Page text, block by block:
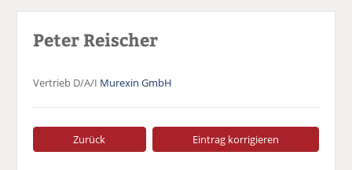
c
Peter Reischer
Vertrieb D/A/I Murexin GmbH
Zurück Eintrag korrigieren